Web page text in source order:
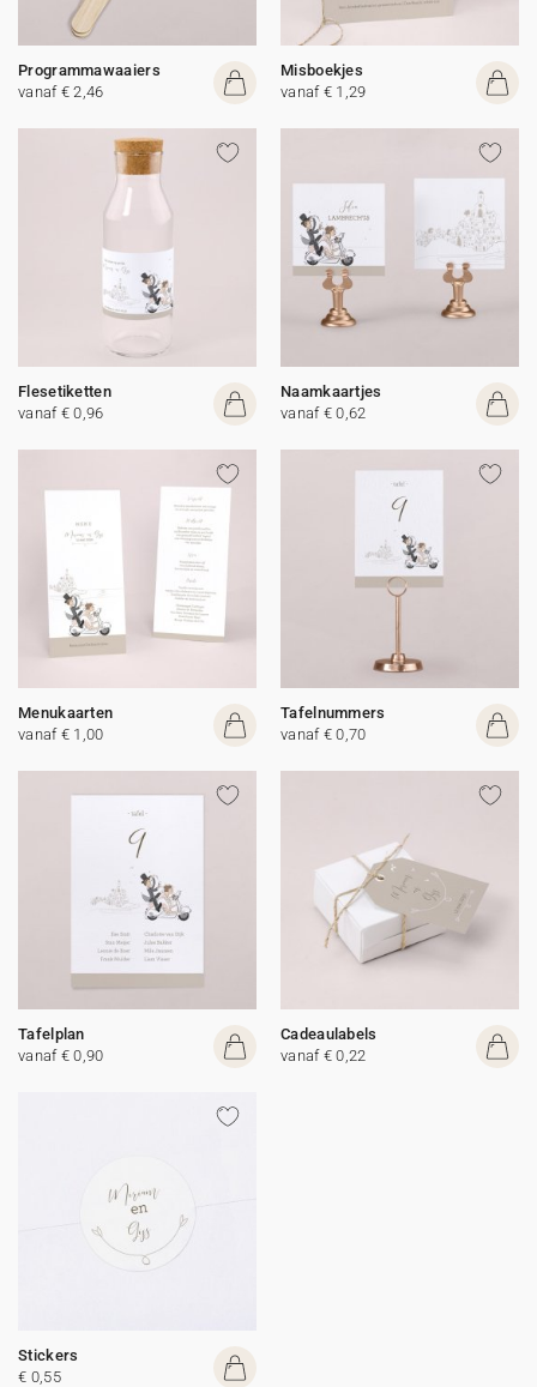
Programmawaaiers
vanaf € 2,46
Misboekjes
vanaf € 1,29
Flesetiketten
vanaf € 0,96
Naamkaartjes
vanaf € 0,62
Menukaarten
vanaf € 1,00
Tafelnummers
vanaf € 0,70
Tafelplan
vanaf € 0,90
Cadeaulabels
vanaf € 0,22
Stickers
€ 0,55